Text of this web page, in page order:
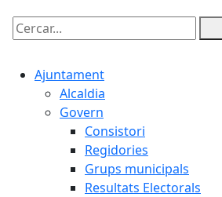
Cercar:
Ajuntament
Alcaldia
Govern
Consistori
Regidories
Grups municipals
Resultats Electorals